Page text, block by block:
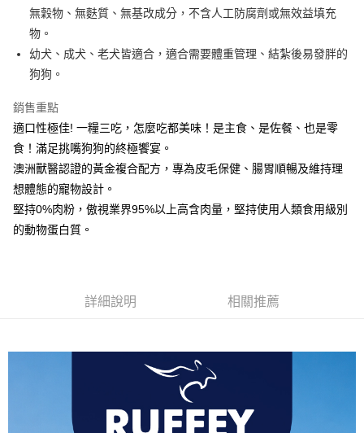
無穀物、無麩質、無基改成分，不含人工防腐劑或無效益填充
物。
幼犬、成犬、老犬皆適合，適合需要體重管理、結紮後易發胖的
狗狗。
銷售重點
適口性極佳! 一糧三吃，怎麼吃都美味！是主食、是佐餐、也是零
食！滿足挑嘴狗狗的終極饗宴。
澳洲獸醫認證的黃金複合配方，專為皮毛保健、腸胃順暢及維持理
想體態的寵物設計。
堅持0%肉粉，傲視業界95%以上高含肉量，堅持使用人類食用級別
的動物蛋白質。
詳細說明 相關推薦